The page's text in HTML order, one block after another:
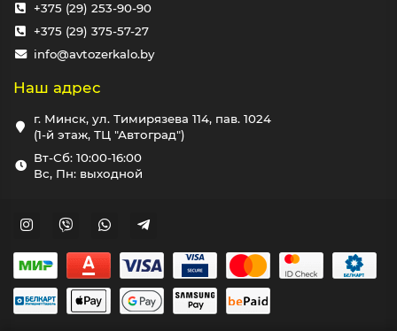
+375 (29) 253-90-90
+375 (29) 375-57-27
info@avtozerkalo.by
Наш адрес
г. Минск, ул. Тимирязева 114, пав. 1024
(1-й этаж, ТЦ "Автоград")
Вт-Сб: 10:00-16:00
Вс, Пн: выходной